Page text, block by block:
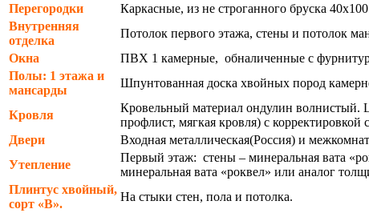
Перегородки
Каркасные, из не строганного бруска
Внутренняя
отделка
Потолок первого этажа, стены и потолок
Окна
ПВХ 1 камерные, обналиченные с
Полы: 1 этажа и
мансарды
Шпунтованная доска хвойных пород
Кровля
Кровельный материал ондулин волнистый.
профлист, мягкая кровля) с
Двери
Входная металлическая(Россия) и
Утепление
Первый этаж: стены – минеральная вата
минеральная вата «роквел» или аналог
Плинтус хвойный,
сорт «В».
На стыки стен, пола и потолка.